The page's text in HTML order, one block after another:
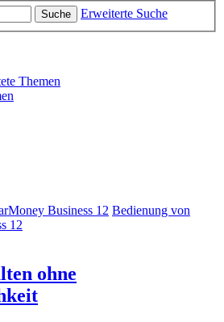
Suche Erweiterte Suche
Themen
Business 12 Bedienung von
12
ohne